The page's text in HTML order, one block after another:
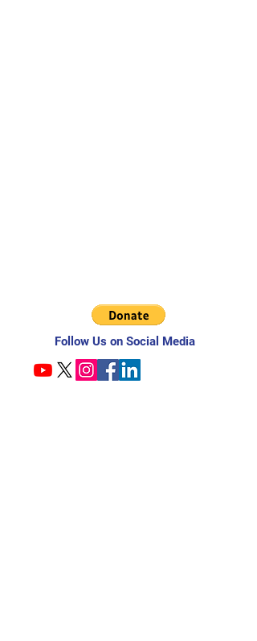
Follow Us on Social Media